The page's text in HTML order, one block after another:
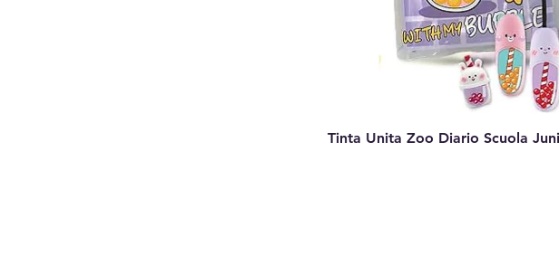
Tinta Unita Zoo Diario Scuola